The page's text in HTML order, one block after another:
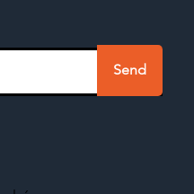
Send